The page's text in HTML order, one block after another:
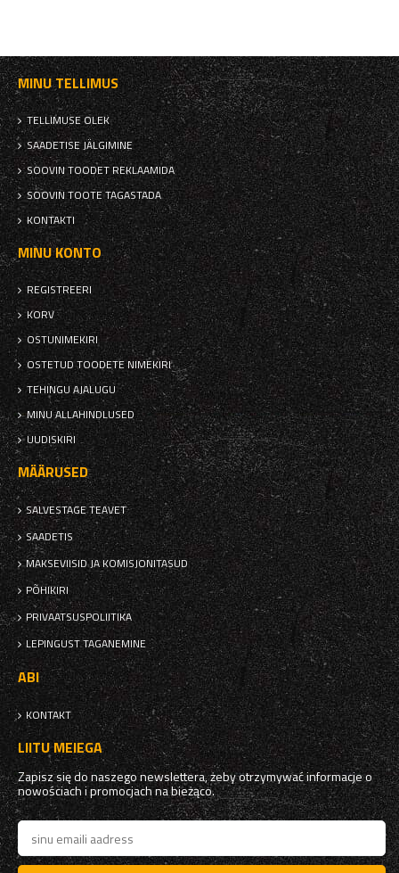
MINU TELLIMUS
TELLIMUSE OLEK
SAADETISE JÄLGIMINE
SOOVIN TOODET REKLAAMIDA
SOOVIN TOOTE TAGASTADA
KONTAKTI
MINU KONTO
REGISTREERI
KORV
OSTUNIMEKIRI
OSTETUD TOODETE NIMEKIRI
TEHINGU AJALUGU
MINU ALLAHINDLUSED
UUDISKIRI
MÄÄRUSED
SALVESTAGE TEAVET
SAADETIS
MAKSEVIISID JA KOMISJONITASUD
PÕHIKIRI
PRIVAATSUSPOLIITIKA
LEPINGUST TAGANEMINE
ABI
KONTAKT
LIITU MEIEGA
Zapisz się do naszego newslettera, żeby otrzymywać informacje o
nowościach i promocjach na bieżąco.